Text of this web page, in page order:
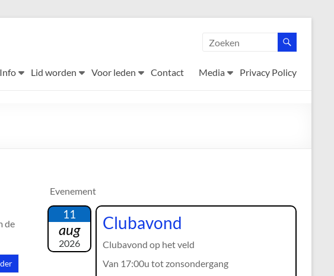
Info Lid worden Voor leden Contact Media Privacy Policy
de
Evenement
11
aug
2026
Clubavond
Clubavond op het veld
Van 17:00u tot zonsondergang